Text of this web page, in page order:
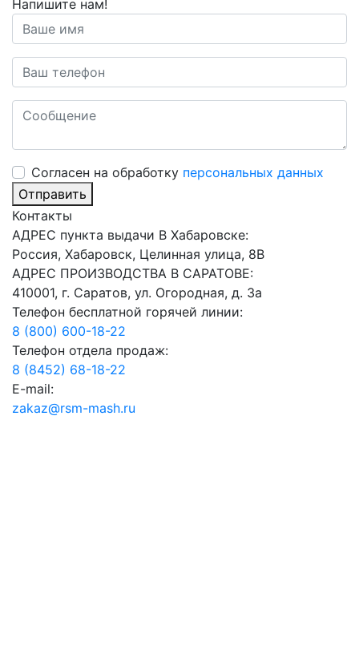
Напишите нам!
Cогласен на обработку персональных данных
Отправить
Контакты
АДРЕС пункта выдачи В Хабаровске:
Россия, Хабаровск, Целинная улица, 8В
АДРЕС ПРОИЗВОДСТВА В САРАТОВЕ:
410001, г. Саратов, ул. Огородная, д. 3а
Телефон бесплатной горячей линии:
8 (800) 600-18-22
Телефон отдела продаж:
8 (8452) 68-18-22
E-mail:
zakaz@rsm-mash.ru